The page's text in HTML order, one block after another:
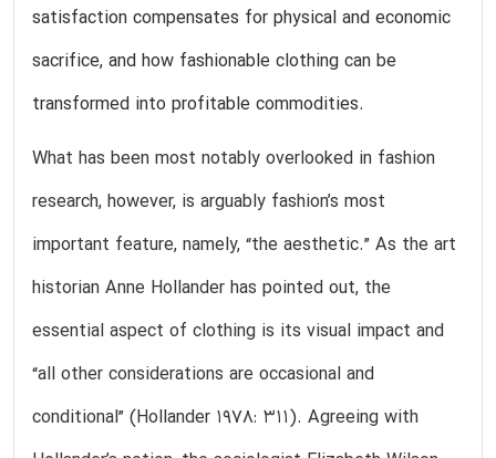
satisfaction compensates for physical and economic
sacrifice, and how fashionable clothing can be
transformed into profitable commodities.
What has been most notably overlooked in fashion
research, however, is arguably fashion’s most
important feature, namely, “the aesthetic.” As the art
historian Anne Hollander has pointed out, the
essential aspect of clothing is its visual impact and
“all other considerations are occasional and
conditional” (Hollander 1978: 311). Agreeing with